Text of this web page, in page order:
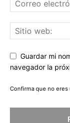
Guardar mi
navegador la
Confirma que no eres